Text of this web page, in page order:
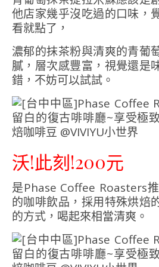
他店家幾乎沒吃過的口味，
看就點了，
濃郁的抹茶粉與清爽的青葡
膩，層次感豐富，視覺還是
錯，不妨可以試試。
沃!此刻!200元
是Phase Coffee Roasters
的咖啡飲品，採用特殊烘焙
的方式，喝起來相當清爽。